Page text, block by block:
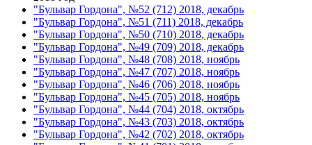
"Бульвар Гордона", №52 (712) 2018, декабрь
"Бульвар Гордона", №51 (711) 2018, декабрь
"Бульвар Гордона", №50 (710) 2018, декабрь
"Бульвар Гордона", №49 (709) 2018, декабрь
"Бульвар Гордона", №48 (708) 2018, ноябрь
"Бульвар Гордона", №47 (707) 2018, ноябрь
"Бульвар Гордона", №46 (706) 2018, ноябрь
"Бульвар Гордона", №45 (705) 2018, ноябрь
"Бульвар Гордона", №44 (704) 2018, октябрь
"Бульвар Гордона", №43 (703) 2018, октябрь
"Бульвар Гордона", №42 (702) 2018, октябрь